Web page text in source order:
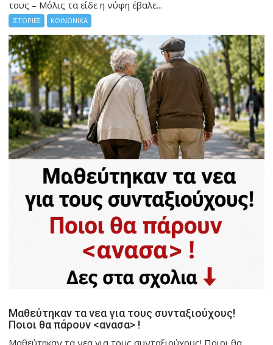
τους – Μόλις τα είδε η νύφη έβαλε...
ΙΣΤΟΡΙΕΣ ΚΟΙΝΩΝΙΚΑ
Μαθεύτηκαν τα νεα για τους συνταξιούχους!
Ποιοι θα πάρουν <ανασα> !
Μαθεύτηκαν τα νεα για τους συνταξιούχους! Ποιοι θα